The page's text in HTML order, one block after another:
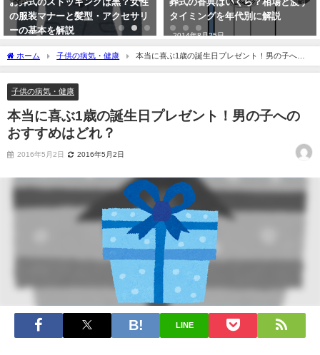
の服装マナーと髪型・アクセサリ
ーの基本を解説
タイミングを年代別に解説
2014年8月25日
ホーム 子供の病気・健康
本当に喜ぶ1歳の誕生日プレゼント！男の子への
おすすめはどれ？
子供の病気・健康
本当に喜ぶ1歳の誕生日プレゼント！男の子への
おすすめはどれ？
2016年5月2日 2016年5月2日
LINE